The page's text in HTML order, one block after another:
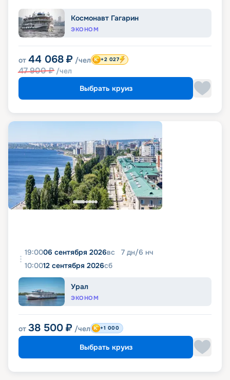
Космонавт Гагарин
ЭКОНОМ
от 44 068 ₽ /чел
47 900₽ /чел
+2 027
Выбрать круиз
19:0006 сентября 2026вс 7 дн/6 нч
10:0012 сентября 2026сб
Урал
ЭКОНОМ
от 38 500 ₽ /чел +1 000
Выбрать круиз